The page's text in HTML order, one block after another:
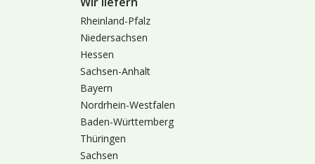
Rheinland-Pfalz
Niedersachsen
Hessen
Sachsen-Anhalt
Bayern
Nordrhein-Westfalen
Baden-Württemberg
Thüringen
Sachsen